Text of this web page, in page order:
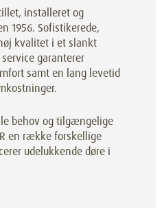
installeret og
1956. Sofistikerede,
kvalitet i et slankt
garanterer
samt en lang levetid
behov og tilgængelige
en række forskellige
udelukkende døre i